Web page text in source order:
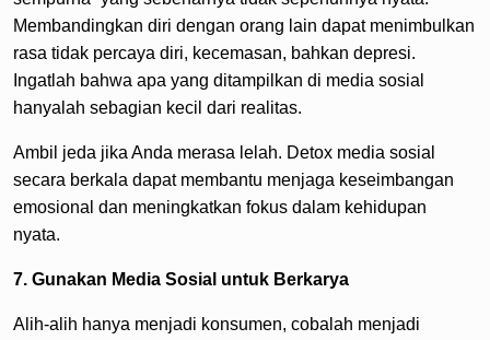
Membandingkan diri dengan orang lain dapat menimbulkan
rasa tidak percaya diri, kecemasan, bahkan depresi.
Ingatlah bahwa apa yang ditampilkan di media sosial
hanyalah sebagian kecil dari realitas.
Ambil jeda jika Anda merasa lelah. Detox media sosial
secara berkala dapat membantu menjaga keseimbangan
emosional dan meningkatkan fokus dalam kehidupan
nyata.
7. Gunakan Media Sosial untuk Berkarya
Alih-alih hanya menjadi konsumen, cobalah menjadi